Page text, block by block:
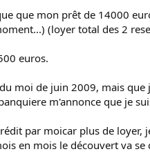
que mon prêt de 14000
(loyer total des 2
euros.
moi de juin 2009, mais que
m'annonce que je
par moicar plus de loyer,
en mois le découvert va se